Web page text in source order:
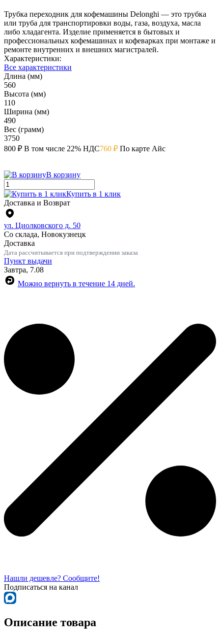
Трубка переходник для кофемашины Delonghi — это трубка
или труба для транспортировки воды, газа, воздуха, масла
либо хладагента. Изделие применяется в бытовых и
профессиональных кофемашинах и кофеварках при монтаже и
ремонте внутренних и внешних магистралей.
Характеристики:
Все характеристики
Длина (мм)
560
Высота (мм)
110
Ширина (мм)
490
Вес (грамм)
3750
800 ₽ В том числе 22% НДС760 ₽ По карте Айс
В корзину
Купить в 1 клик
Доставка и Возврат
ул. Циолковского д. 50
Со склада, Новокузнецк
Доставка
Дата рассчитывается при подтверждении заказа
Пункт выдачи
Завтра, 7.08
Можно вернуть в течение 14 дней.
Нашли дешевле? Сообщите!
Подписаться на канал
Описание товара